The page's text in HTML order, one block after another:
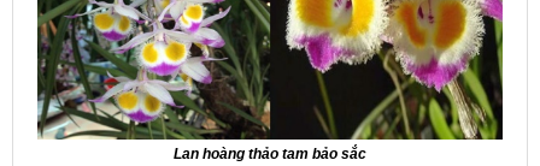
Lan hoàng thảo tam bảo sắc